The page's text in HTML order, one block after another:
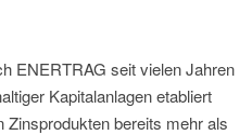
ENERTRAG seit vielen Jahren
Kapitalanlagen etabliert
Zinsprodukten bereits mehr als